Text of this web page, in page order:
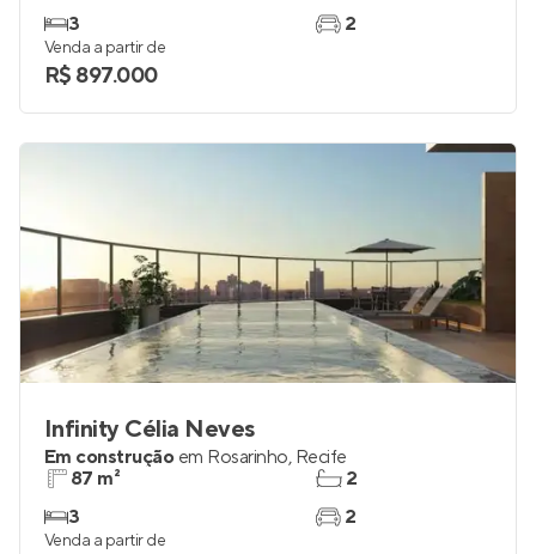
3
2
Venda a partir de
R$ 897.000
Infinity Célia Neves
Em construção em Rosarinho, Recife
87 m²
3
2
2
Venda a partir de